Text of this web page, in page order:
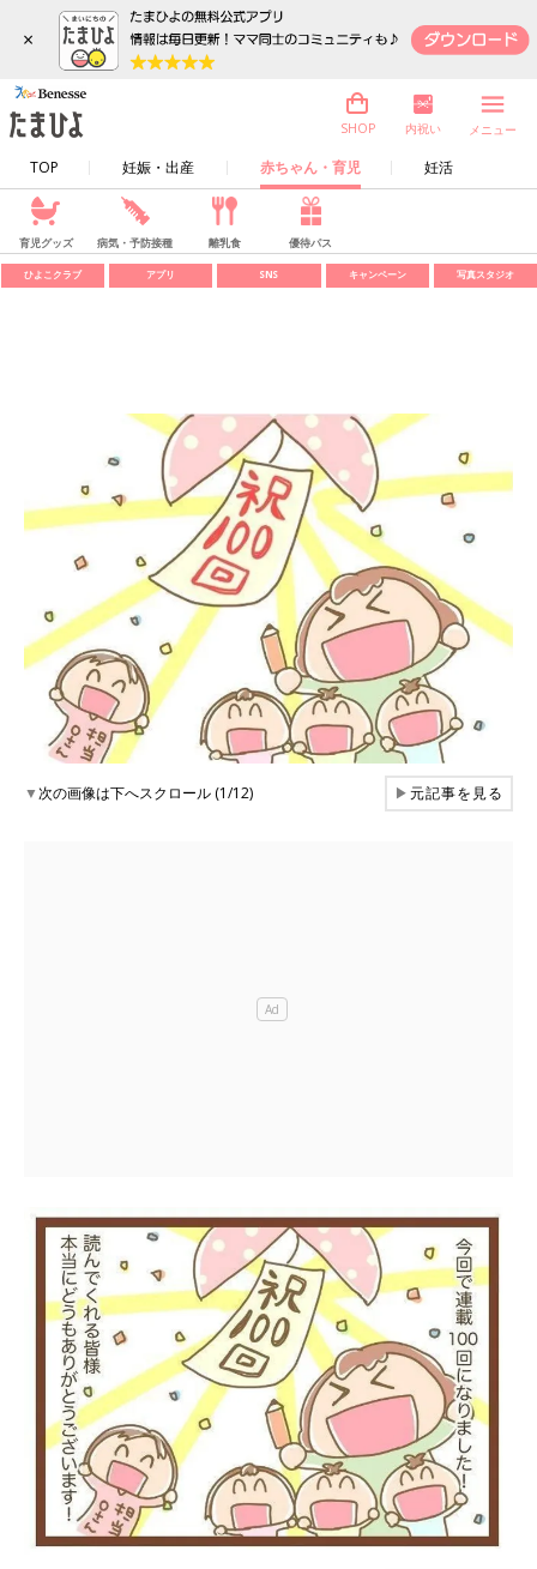
×
TOP 妊娠・出産 赤ちゃん・育児 妊活
SHOP 内祝い メニュー
育児グッズ 病気・予防接種 離乳食 優待パス
ひよこクラブ アプリ SNS キャンペーン 写真スタジオ
▼次の画像は下へスクロール (1/12) ▶元記事を見る